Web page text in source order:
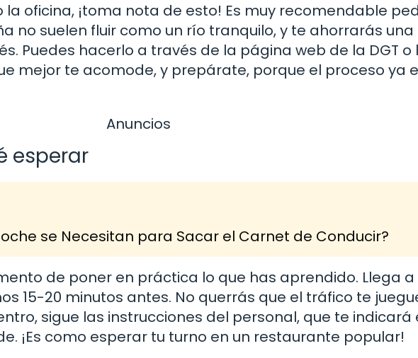
la oficina, ¡toma nota de esto! Es muy recomendable
no suelen fluir como un río tranquilo, y te ahorrarás
Puedes hacerlo a través de la página web de la DGT
mejor te acomode, y prepárate, porque el proceso ya
Anuncios
esperar
se Necesitan para Sacar el Carnet de Conducir?
de poner en práctica lo que has aprendido. Llega a
15-20 minutos antes. No querrás que el tráfico te
sigue las instrucciones del personal, que te indicará
¡Es como esperar tu turno en un restaurante popular!